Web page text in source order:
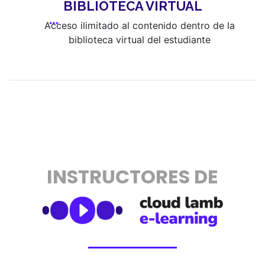
BIBLIOTECA VIRTUAL
Acceso ilimitado al contenido dentro de la
biblioteca virtual del estudiante
INSTRUCTORES DE